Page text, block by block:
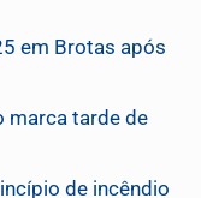
em Brotas após
marca tarde de
de incêndio